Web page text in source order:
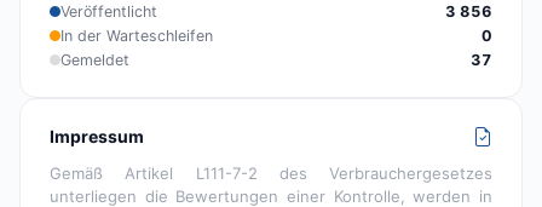
Veröffentlicht
3 856
In der Warteschleifen
0
Gemeldet
37
Impressum
Gemäß Artikel L111-7-2 des Verbrauchergesetzes
unterliegen die Bewertungen einer Kontrolle, werden in